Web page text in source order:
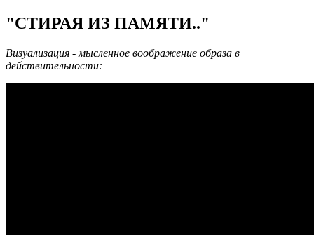
"СТИРАЯ ИЗ ПАМЯТИ.."
Визуализация - мысленное воображение образа в
действительности: